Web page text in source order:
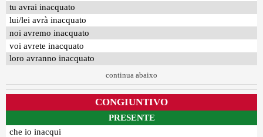
tu avrai inacquato
lui/lei avrà inacquato
noi avremo inacquato
voi avrete inacquato
loro avranno inacquato
continua abaixo
CONGIUNTIVO
PRESENTE
che io inacqui